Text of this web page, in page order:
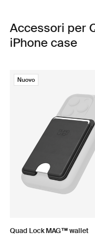
Accessori per
iPhone case
Nuovo
Quad Lock MAG™ wallet